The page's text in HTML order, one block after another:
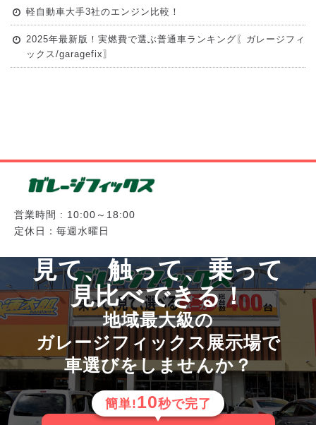
軽自動車大手3社のエンジン比較！
2025年最新版！実燃費で選ぶ普通車ランキング〖ガレージフィ
ックス/garagefix〗
営業時間 : 10:00～18:00
定休日：毎週水曜日
見て、触って、乗って
見比べできる！
地域最大級の
ガレージフィックス展示場で
車選びをしませんか？
簡単!10秒で完了